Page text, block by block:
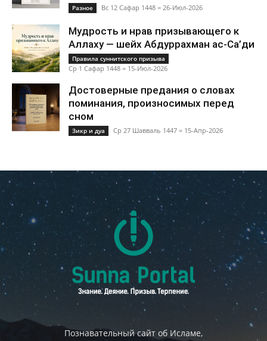
Разное Вс 12 Сафар 1448 = 26-Июл-2026
Мудрость и нрав призывающего к
Аллаху — шейх Абдуррахман ас-Са’ди
Правила суннитского призыва
Ср 1 Сафар 1448 = 15-Июл-2026
Достоверные предания о словах
поминания, произносимых перед
сном
Зикр и дуа Ср 27 Шавваль 1447 = 15-Апр-2026
Познавательный сайт об Исламе,